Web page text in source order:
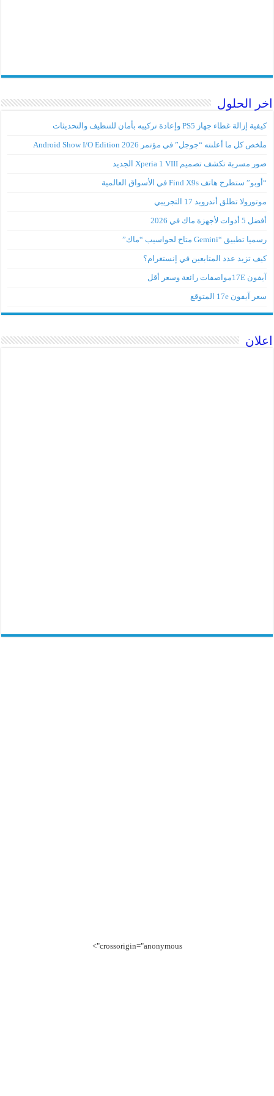
اخر الحلول
كيفية إزالة غطاء جهاز PS5 وإعادة تركيبه بأمان للتنظيف والتحديثات
ملخص كل ما أعلنته “جوجل” في مؤتمر Android Show I/O Edition 2026
صور مسربة تكشف تصميم Xperia 1 VIII الجديد
“أوبو” ستطرح هاتف Find X9s في الأسواق العالمية
موتورولا تطلق أندرويد 17 التجريبي
أفضل 5 أدوات لأجهزة ماك في 2026
رسميا تطبيق “Gemini متاح لحواسيب “ماك”
كيف تزيد عدد المتابعين في إنستغرام؟
آيفون 17Eمواصفات رائعة وسعر أقل
سعر آيفون 17e المتوقع
اعلان
crossorigin="anonymous">